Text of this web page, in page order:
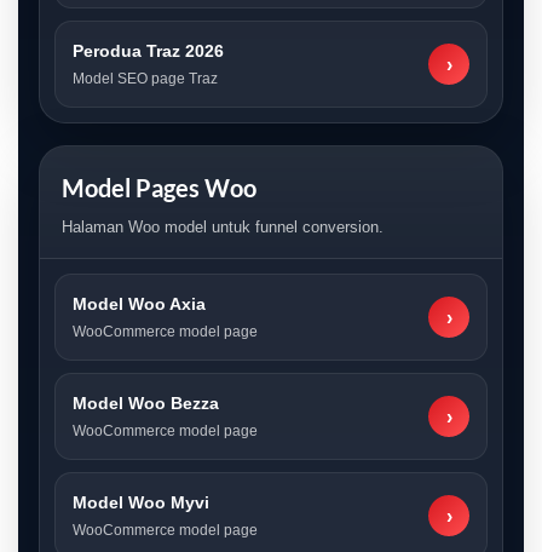
Perodua Traz 2026
Model SEO page Traz
›
Model Pages Woo
Halaman Woo model untuk funnel conversion.
Model Woo Axia
WooCommerce model page
›
Model Woo Bezza
WooCommerce model page
›
Model Woo Myvi
WooCommerce model page
›